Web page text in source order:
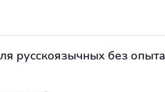
русскоязычных без опыта